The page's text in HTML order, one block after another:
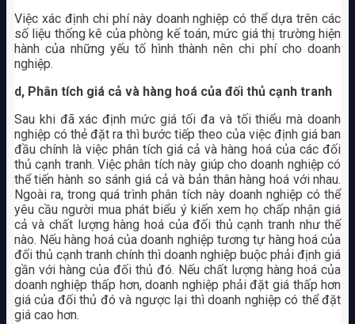
Việc xác định chi phí này doanh nghiệp có thể dựa trên các
số liệu thống kê của phòng kế toán, mức giá thị trường hiện
hành của những yếu tố hình thành nên chi phí cho doanh
nghiệp.
d, Phân tích giá cả và hàng hoá của đối thủ cạnh tranh
Sau khi đã xác định mức giá tối đa và tối thiểu mà doanh
nghiệp có thẻ đặt ra thì bước tiếp theo của việc định giá ban
đầu chính là việc phân tích giá cả và hàng hoá của các đối
thủ cạnh tranh. Việc phân tích này giúp cho doanh nghiệp có
thể tiến hành so sánh giá cả và bản thân hàng hoá với nhau.
Ngoài ra, trong quá trình phân tích này doanh nghiệp có thể
yêu cầu người mua phát biểu ý kiến xem họ chấp nhận giá
cả và chất lượng hàng hoá của đối thủ cạnh tranh như thế
nào. Nếu hàng hoá của doanh nghiệp tương tự hàng hoá của
đối thủ cạnh tranh chính thì doanh nghiệp buộc phải định giá
gần với hàng của đối thủ đó. Nếu chất lượng hàng hoá của
doanh nghiệp thấp hơn, doanh nghiệp phải đặt giá thấp hơn
giá của đối thủ đó và ngược lại thì doanh nghiệp có thể đặt
giá cao hơn.